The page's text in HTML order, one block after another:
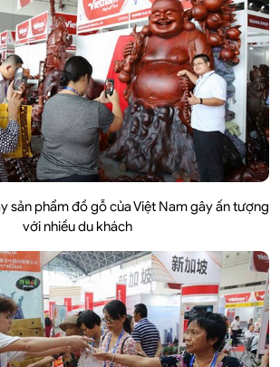
sản phẩm đồ gỗ của Việt Nam gây ấn tượng
với nhiều du khách